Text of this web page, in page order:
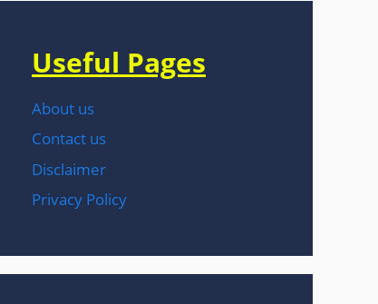
Useful Pages
About us
Contact us
Disclaimer
Privacy Policy